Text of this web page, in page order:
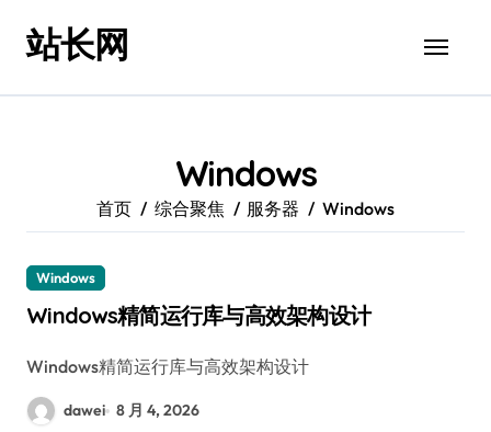
站长网
Windows
首页 综合聚焦 服务器 Windows
Windows
Windows精简运行库与高效架构设计
Windows精简运行库与高效架构设计
dawei 8 月 4, 2026